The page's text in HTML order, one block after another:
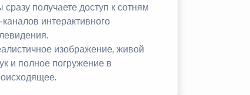
сразу получаете доступ к сотням
каналов интерактивного
изображение, живой
и полное погружение в